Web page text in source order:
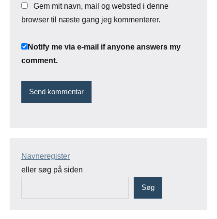
Gem mit navn, mail og websted i denne
browser til næste gang jeg kommenterer.
Notify me via e-mail if anyone answers my
comment.
Navneregister
eller søg på siden
Søg